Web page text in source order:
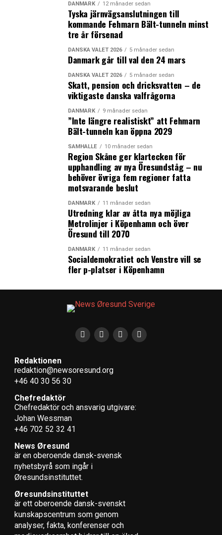
DANMARK 12 månader sedan
Tyska järnvägsanslutningen till
kommande Fehmarn Bält-tunneln minst
tre år försenad
DANSKA VALET 2026 5 månader sedan
Danmark går till val den 24 mars
DANSKA VALET 2026 5 månader sedan
Skatt, pension och dricksvatten – de
viktigaste danska valfrågorna
DANMARK 9 månader sedan
”Inte längre realistiskt” att Fehmarn
Bält-tunneln kan öppna 2029
SAMHÄLLE 10 månader sedan
Region Skåne ger klartecken för
upphandling av nya Öresundståg – nu
behöver övriga fem regioner fatta
motsvarande beslut
DANMARK 11 månader sedan
Utredning klar av åtta nya möjliga
Metrolinjer i Köpenhamn och över
Öresund till 2070
DANMARK 11 månader sedan
Socialdemokratiet och Venstre vill se
fler p-platser i Köpenhamn
Redaktionen
redaktion@newsoresund.org
+46 40 30 56 30
Chefredaktör
Chefredaktör och ansvarig utgivare:
Johan Wessman
+46 702 52 32 41
News Øresund
är en oberoende dansk-svensk
nyhets­byrå som ingår i
Øresundsinstituttet.
Øresundsinstituttet
är ett oberoende dansk-svenskt
kunskapscentrum som genom
analyser, fakta, konferenser och